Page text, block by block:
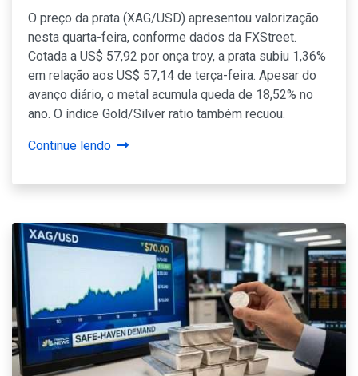
O preço da prata (XAG/USD) apresentou valorização
nesta quarta-feira, conforme dados da FXStreet.
Cotada a US$ 57,92 por onça troy, a prata subiu 1,36%
em relação aos US$ 57,14 de terça-feira. Apesar do
avanço diário, o metal acumula queda de 18,52% no
ano. O índice Gold/Silver ratio também recuou.
Continue lendo